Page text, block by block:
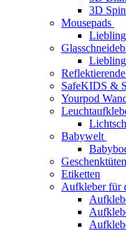
3D
Mousepads
SafeKIDS &
Yourpod
Babywelt
Etiketten
Aufkleber für